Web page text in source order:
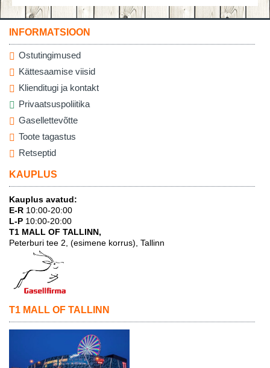
INFORMATSIOON
Ostutingimused
Kättesaamise viisid
Klienditugi ja kontakt
Privaatsuspoliitika
Gasellettevõtte
Toote tagastus
Retseptid
KAUPLUS
Kauplus avatud:
E-R 10:00-20:00
L-P 10:00-20:00
T1 MALL OF TALLINN,
Peterburi tee 2, (esimene korrus), Tallinn
T1 MALL OF TALLINN